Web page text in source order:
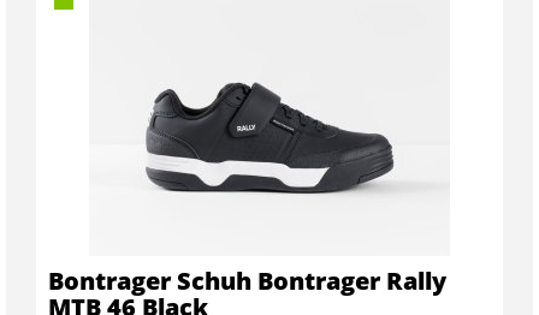
Bontrager Schuh Bontrager Rally
MTB 46 Black